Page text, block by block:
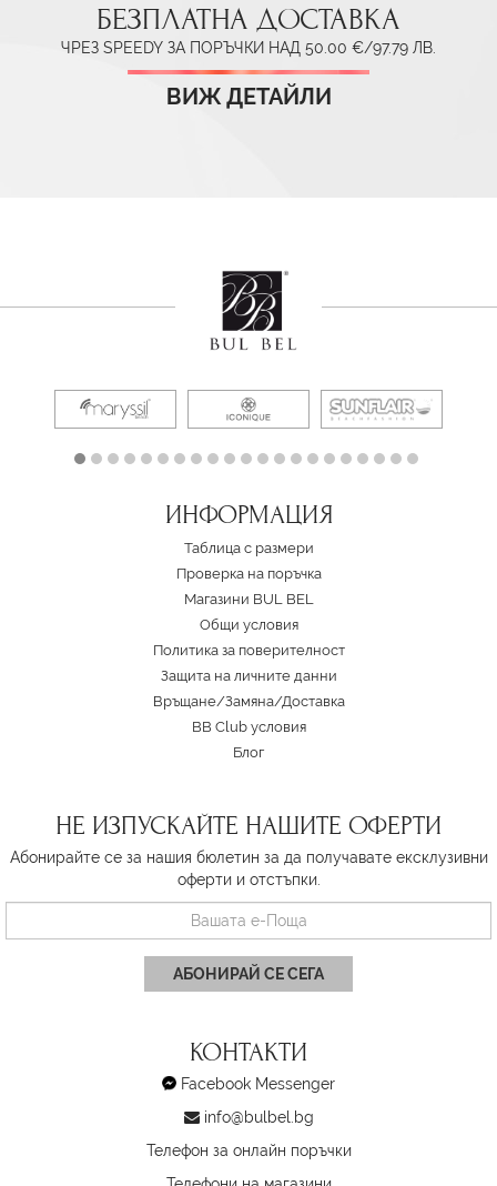
БЕЗПЛАТНА ДОСТАВКА
ЧРЕЗ SPEEDY ЗА ПОРЪЧКИ НАД 50.00 €/97.79 ЛВ.
ВИЖ ДЕТАЙЛИ
ИНФОРМАЦИЯ
Таблица с размери
Проверка на поръчка
Магазини BUL BEL
Oбщи условия
Политика за поверителност
Защита на личните данни
Връщане/Замяна/Доставка
BB Club условия
Блог
НЕ ИЗПУСКАЙТЕ НАШИТЕ ОФЕРТИ
Абонирайте се за нашия бюлетин за да получавате ексклузивни
оферти и отстъпки.
АБОНИРАЙ СЕ СЕГА
КОНТАКТИ
Facebook Messenger
info@bulbel.bg
Телефон за онлайн поръчки